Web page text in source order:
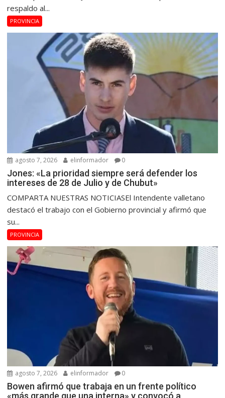
respaldo al...
PROVINCIA
agosto 7, 2026 elinformador 0
Jones: «La prioridad siempre será defender los
intereses de 28 de Julio y de Chubut»
COMPARTA NUESTRAS NOTICIASEl Intendente valletano
destacó el trabajo con el Gobierno provincial y afirmó que
su...
PROVINCIA
agosto 7, 2026 elinformador 0
Bowen afirmó que trabaja en un frente político
«más grande que una interna» y convocó a